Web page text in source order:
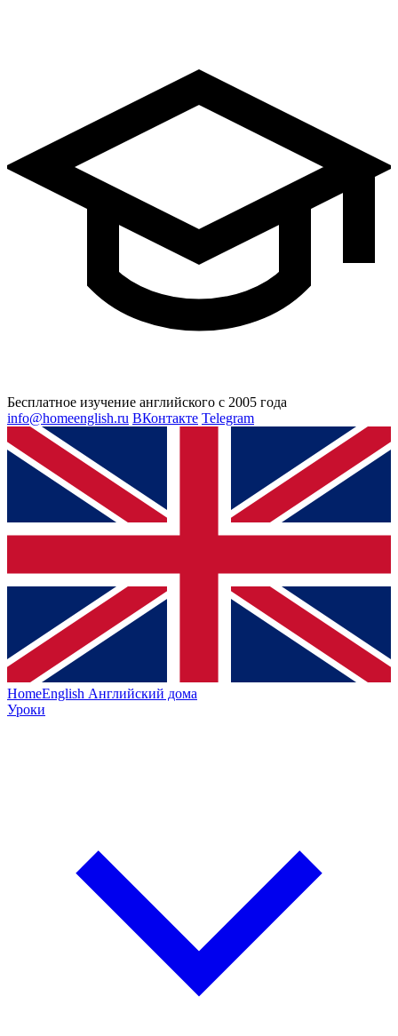
Бесплатное изучение английского с 2005 года
info@homeenglish.ru ВКонтакте Telegram
HomeEnglish Английский дома
Уроки